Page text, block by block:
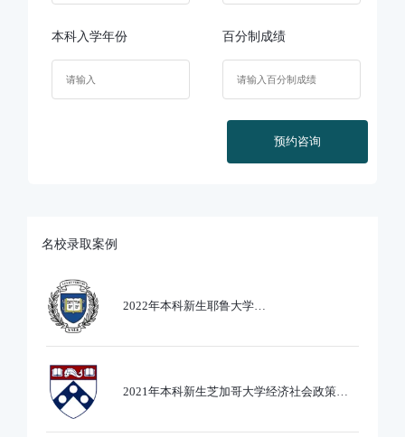
本科入学年份 百分制成绩
预约咨询
名校录取案例
2022年本科新生耶鲁大学
2021年本科新生芝加哥大学经济社会政策专